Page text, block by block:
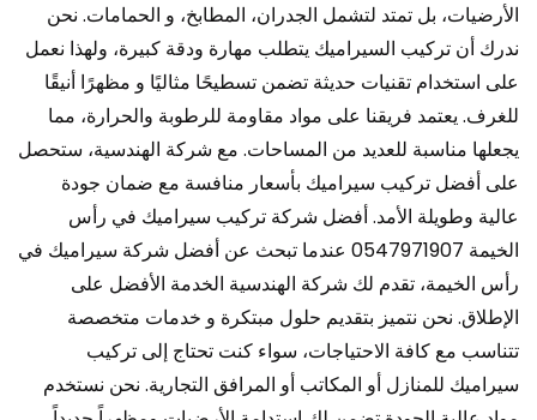
الأرضيات، بل تمتد لتشمل الجدران، المطابخ، و الحمامات. نحن
ندرك أن تركيب السيراميك يتطلب مهارة ودقة كبيرة، ولهذا نعمل
على استخدام تقنيات حديثة تضمن تسطيحًا مثاليًا و مظهرًا أنيقًا
للغرف. يعتمد فريقنا على مواد مقاومة للرطوبة والحرارة، مما
يجعلها مناسبة للعديد من المساحات. مع شركة الهندسية، ستحصل
على أفضل تركيب سيراميك بأسعار منافسة مع ضمان جودة
عالية وطويلة الأمد. أفضل شركة تركيب سيراميك في رأس
الخيمة 0547971907 عندما تبحث عن أفضل شركة سيراميك في
رأس الخيمة، تقدم لك شركة الهندسية الخدمة الأفضل على
الإطلاق. نحن نتميز بتقديم حلول مبتكرة و خدمات متخصصة
تتناسب مع كافة الاحتياجات، سواء كنت تحتاج إلى تركيب
سيراميك للمنازل أو المكاتب أو المرافق التجارية. نحن نستخدم